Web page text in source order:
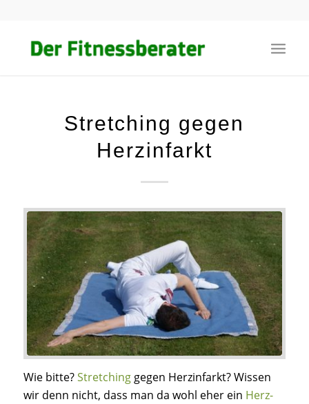
Stretching gegen
Herzinfarkt
Wie bitte?Stretchinggegen Herzinfarkt? Wissen
wir denn nicht, dass man da wohl eher ein Herz-